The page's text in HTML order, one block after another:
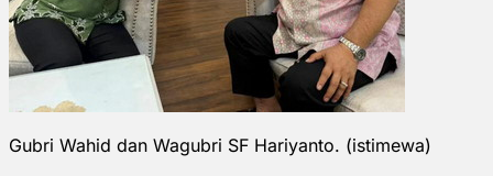
Gubri Wahid dan Wagubri SF Hariyanto. (istimewa)